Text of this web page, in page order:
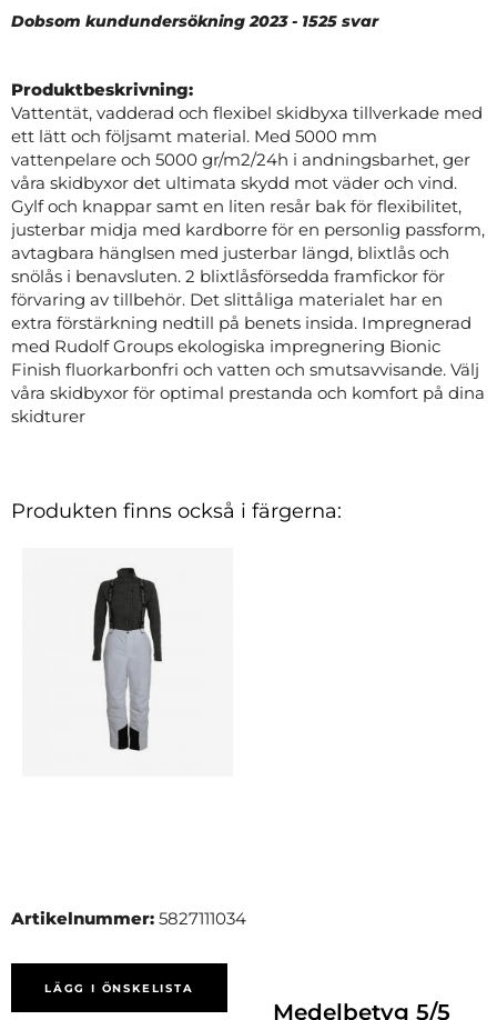
Dobsom kundundersökning 2023 - 1525 svar
Produktbeskrivning:
Vattentät, vadderad och flexibel skidbyxa tillverkade med
ett lätt och följsamt material. Med 5000 mm
vattenpelare och 5000 gr/m2/24h i andningsbarhet, ger
våra skidbyxor det ultimata skydd mot väder och vind.
Gylf och knappar samt en liten resår bak för flexibilitet,
justerbar midja med kardborre för en personlig passform,
avtagbara hänglsen med justerbar längd, blixtlås och
snölås i benavsluten. 2 blixtlåsförsedda framfickor för
förvaring av tillbehör. Det slittåliga materialet har en
extra förstärkning nedtill på benets insida. Impregnerad
med Rudolf Groups ekologiska impregnering Bionic
Finish fluorkarbonfri och vatten och smutsavvisande. Välj
våra skidbyxor för optimal prestanda och komfort på dina
skidturer
Produkten finns också i färgerna:
Artikelnummer: 5827111034
LÄGG I ÖNSKELISTA
Medelbetyg5/5